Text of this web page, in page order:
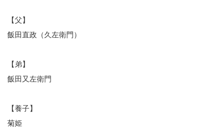
【父】
飯田直政（久左衛門）
【弟】
飯田又左衛門
【養子】
菊姫